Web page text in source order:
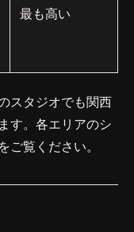
最も高い
スタジオでも関西
す。各エリアのシ
ご覧ください。